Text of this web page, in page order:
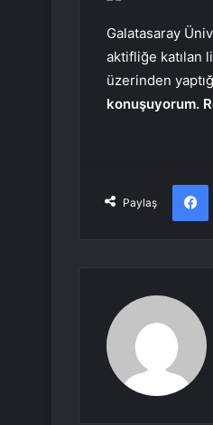
Galatasaray
aktifliğe katılan
üzerinden
konuşuyorum.
Paylaş